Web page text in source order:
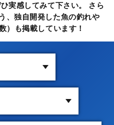
実感してみて下さい。 さら
、独自開発した魚の釣れや
）も掲載しています！